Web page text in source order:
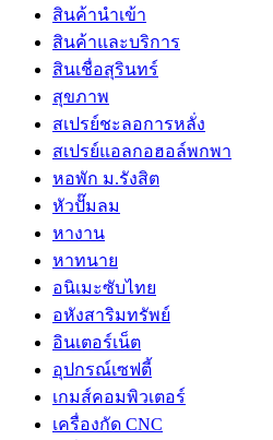
สินค้านำเข้า
สินค้าและบริการ
สินเชื่อสุรินทร์
สุขภาพ
สเปรย์ชะลอการหลั่ง
สเปรย์แอลกอฮอล์พกพา
หอพัก ม.รังสิต
หัวปั๊มลม
หางาน
หาทนาย
อนิเมะซับไทย
อหังสาริมทรัพย์
อินเตอร์เน็ต
อุปกรณ์เซฟตี้
เกมส์คอมพิวเตอร์
เครื่องกัด CNC